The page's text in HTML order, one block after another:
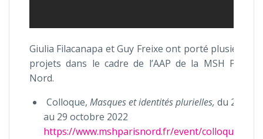
Giulia Filacanapa et Guy Freixe ont porté plusieurs
projets dans le cadre de l’AAP de la MSH Paris
Nord.
Colloque,Masques et identités plurielles, du 27
au 29 octobre 2022
https://www.mshparisnord.fr/event/colloque-